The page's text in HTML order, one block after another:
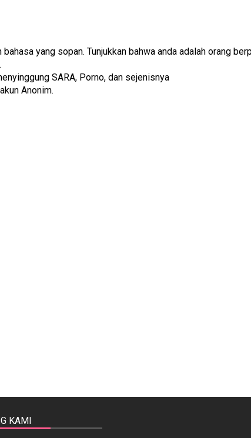
yang sopan. Tunjukkan bahwa anda adalah orang
SARA, Porno, dan sejenisnya
Anonim.
KAMI